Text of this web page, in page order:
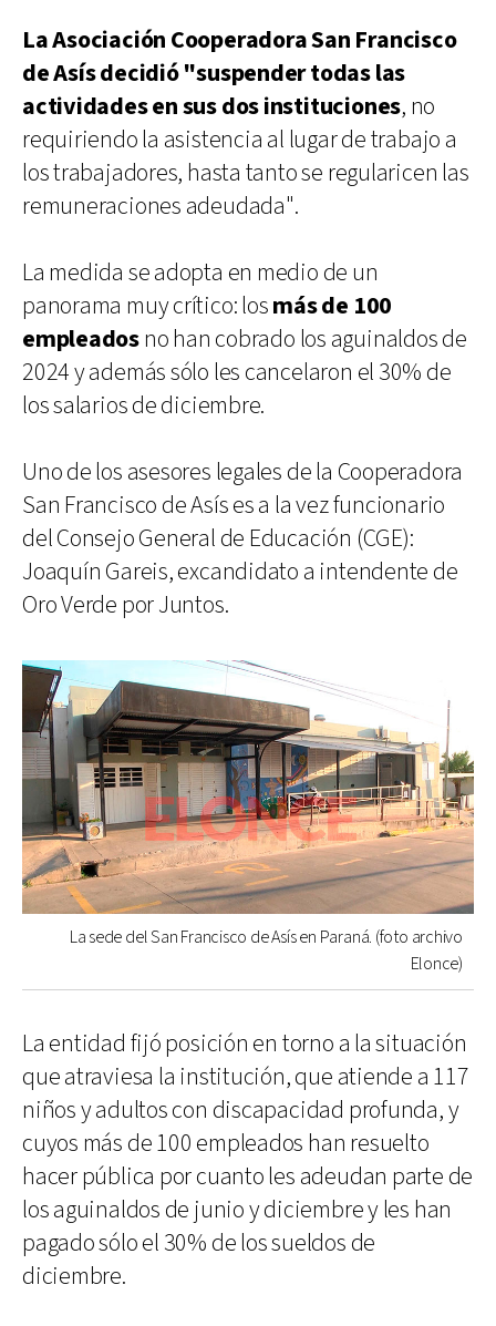
La Asociación Cooperadora San Francisco
de Asís decidió "suspender todas las
actividades en sus dos instituciones, no
requiriendo la asistencia al lugar de trabajo a
los trabajadores, hasta tanto se regularicen las
remuneraciones adeudada".
La medida se adopta en medio de un
panorama muy crítico: losmás de 100
empleadosno han cobrado los aguinaldos de
2024 y además sólo les cancelaron el 30% de
los salarios de diciembre.
Uno de los asesores legales de la Cooperadora
San Francisco de Asís es a la vez funcionario
del Consejo General de Educación (CGE):
Joaquín Gareis, excandidato a intendente de
Oro Verde por Juntos.
La sede del San Francisco de Asís en Paraná. (foto archivo
Elonce)
La entidad fijó posición en torno a la situación
que atraviesa la institución, que atiende a 117
niños y adultos con discapacidad profunda, y
cuyos más de 100 empleados han resuelto
hacer pública por cuanto les adeudan parte de
los aguinaldos de junio y diciembre y les han
pagado sólo el 30% de los sueldos de
diciembre.